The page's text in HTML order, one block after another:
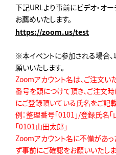
下記URLより事前にビデオ・オ
お薦めいたします。
https://zoom.us/test
※本イベントに参加される場合
願いいたします。
Zoomアカウント名は、ご注文
番号を頭につけて頂き、ご注文
にご登録頂いている氏名をご記載
例：整理番号「0101」/登録氏名
「0101山田太郎」
Zoomアカウント名に不備があっ
ず事前にご確認をお願いいたしま